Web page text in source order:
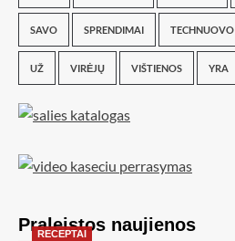
SAVO SPRENDIMAI TECHNUOVO
UŽ VIRĖJŲ VIŠTIENOS YRA
Praleistos naujienos
RECEPTAI